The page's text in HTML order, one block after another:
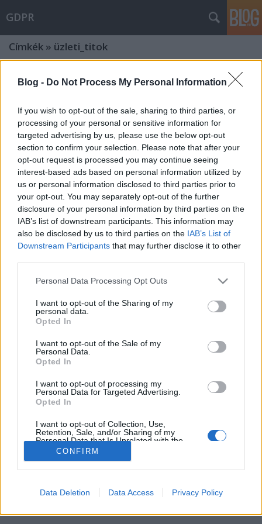
Blog - Do Not Process My Personal Information
If you wish to opt-out of the sale, sharing to third parties, or
processing of your personal or sensitive information for
targeted advertising by us, please use the below opt-out
section to confirm your selection. Please note that after your
opt-out request is processed you may continue seeing
interest-based ads based on personal information utilized by
us or personal information disclosed to third parties prior to
your opt-out. You may separately opt-out of the further
disclosure of your personal information by third parties on the
IAB’s list of downstream participants. This information may
also be disclosed by us to third parties on the IAB’s List of
Downstream Participants that may further disclose it to other
Please note that this website/app uses one or more Google
not limited to your visit or usage behaviour. You may click to
grant or deny consent to Google and its third-party tags to
use your data for below specified purposes in below Google
consent section.
Personal Data Processing Opt Outs
I want to opt-out of the Sharing of my
personal data.
Opted In
I want to opt-out of the Sale of my
Personal Data.
Opted In
I want to opt-out of processing my
Personal Data for Targeted Advertising.
Opted In
I want to opt-out of Collection, Use,
Retention, Sale, and/or Sharing of my
Personal Data that Is Unrelated with the
Purposes for which it was collected.
related to advertising like cookies on web or
CONFIRM
Data Deletion Data Access Privacy Policy
GDPR
Címkék » üzleti_titok
Újabb NAIH határozatok a
poklaszlo•2020. június 29.
A közelmúltban a NAIH több olyan határozatot is
közzétett, amelyek segítséget nyújthatnak a
hozzáférési jog terjedelmének értelmezése kapcsán.
A gyakorlatban az adatkezelőknek számos esetben
nehézséget jelenthet, hogy az érintetti kérelmek
gyakorlása kapcsán úgy tegyenek eleget az
igényeknek, hogy…
NAIH bírság: Adatkezelés jogos érdek
alapján a hozzájárulás visszavonását
poklaszlo•2019. augusztus 05.
Az Adatvédelmi Hatóság (NAIH) 1 millió Ft összegű
bírságot szabott ki júniusban az érintett törlésre
vonatkozó kérelmének elutasítása és jogalap nélkül
történő adatkezelés, illetve a célhoz kötöttség és az
adattakarékosság elveinek megsértése miatt
(NAIH/2019/2402). A határozat több tekintetben is…
SÜTI BEÁLLÍTÁSOK MÓDOSÍTÁSA